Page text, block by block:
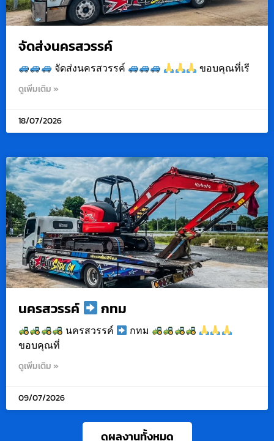
จัดส่งนครสวรรค์
จัดส่งนครสวรรค์ ขอบคุณที่เรี
ดูเพิ่มเติม »
18/07/2026
นครสวรรค์ กทม
นครสวรรค์
กทม
ขอบคุณที่
ดูเพิ่มเติม »
09/07/2026
ดูผลงานทั้งหมด